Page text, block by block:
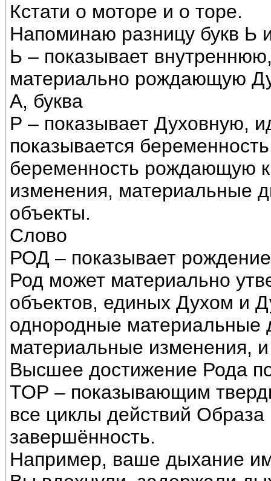
Кстати о моторе и о торе.
Напоминаю разницу букв Ь
Ь – показывает
материально рождающую
А, буква
Р – показывает Духовную,
показывается
беременность рождающую
изменения, материальные
объекты.
Слово
РОД – показывает
Род может материально
объектов, единых Духом и
однородные материальные
материальные изменения, и
Высшее достижение Рода
ТОР – показывающим
все циклы действий
завершённость.
Например, ваше дыхание